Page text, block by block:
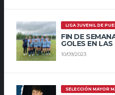
LIGA JUVENIL DE
FIN DE
GOLES EN
10/09/2023
SELECCIÓN MAYOR